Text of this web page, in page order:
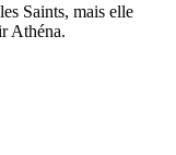
Saints, mais elle
Athéna.